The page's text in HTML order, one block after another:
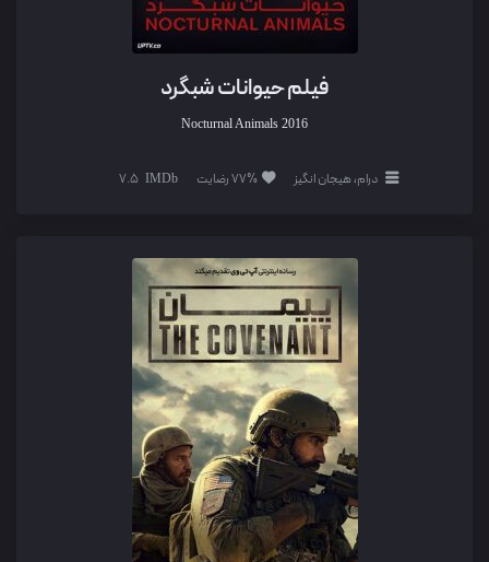
فیلم حیوانات شبگرد
Nocturnal Animals 2016
درام، هیجان انگیز 77% رضایت 7.5